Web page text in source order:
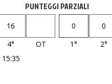
PUNTEGGI PARZIALI
16
4° OT
0
0
1°
2°
15:35